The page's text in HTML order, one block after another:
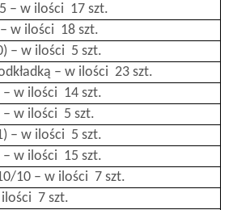
– w ilości 17 szt.
w ilości 18 szt.
– w ilości 5 szt.
– w ilości 23 szt.
– w ilości 14 szt.
– w ilości 5 szt.
– w ilości 5 szt.
– w ilości 15 szt.
10 – w ilości 7 szt.
ilości 7 szt.